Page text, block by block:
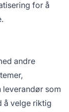
for å
andre
leverandør som
å velge riktig